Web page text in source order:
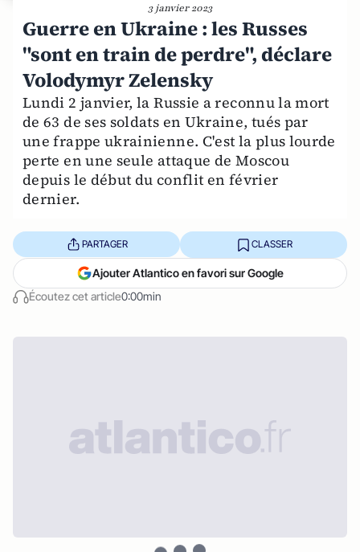
3 janvier 2023
Guerre en Ukraine : les Russes
"sont en train de perdre", déclare
Volodymyr Zelensky
Lundi 2 janvier, la Russie a reconnu la mort
de 63 de ses soldats en Ukraine, tués par
une frappe ukrainienne. C'est la plus lourde
perte en une seule attaque de Moscou
depuis le début du conflit en février
dernier.
Écoutez cet article0:00min
PARTAGER CLASSER
Ajouter Atlantico en favori sur Google